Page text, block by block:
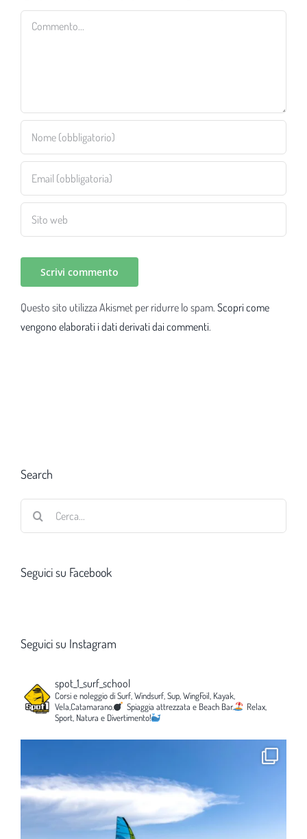
Commento
Questo sito utilizza Akismet per ridurre lo spam. Scopri come
vengono elaborati i dati derivati dai commenti.
Search
Seguici su Facebook
Seguici su Instagram
spot_1_surf_school
Corsi e noleggio di Surf, Windsurf, Sup, WingFoil, Kayak,
Vela,Catamarano.
Spiaggia attrezzata e Beach Bar.
Relax,
Sport, Natura e Divertimento!